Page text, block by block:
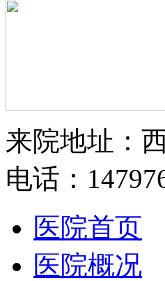
来院地址：
电话：
医院首页
医院概况